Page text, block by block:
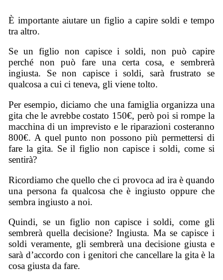
È importante aiutare un figlio a capire soldi e tempo
tra altro.
Se un figlio non capisce i soldi, non può capire
perché non può fare una certa cosa, e sembrerà
ingiusta. Se non capisce i soldi, sarà frustrato se
qualcosa a cui ci teneva, gli viene tolto.
Per esempio, diciamo che una famiglia organizza una
gita che le avrebbe costato 150€, però poi si rompe la
macchina di un imprevisto e le riparazioni costeranno
800€. A quel punto non possono più permettersi di
fare la gita. Se il figlio non capisce i soldi, come si
sentirà?
Ricordiamo che quello che ci provoca ad ira è quando
una persona fa qualcosa che è ingiusto oppure che
sembra ingiusto a noi.
Quindi, se un figlio non capisce i soldi, come gli
sembrerà quella decisione? Ingiusta. Ma se capisce i
soldi veramente, gli sembrerà una decisione giusta e
sarà d’accordo con i genitori che cancellare la gita è la
cosa giusta da fare.